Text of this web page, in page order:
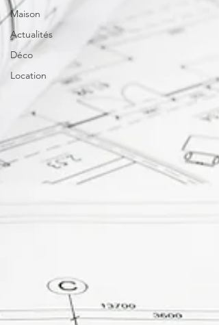
Maison
Actualités
Déco
Location